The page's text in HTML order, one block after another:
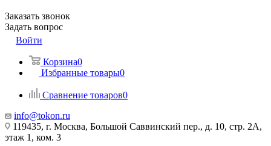
Заказать звонок
Задать вопрос
Войти
Корзина0
Избранные товары0
Сравнение товаров0
info@tokon.ru
119435, г. Москва, Большой Саввинский пер., д. 10, стр. 2А,
этаж 1, ком. 3